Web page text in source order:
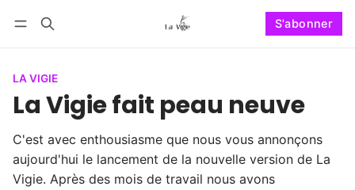
S'abonner
LA VIGIE
La Vigie fait peau neuve
C'est avec enthousiasme que nous vous annonçons
aujourd'hui le lancement de la nouvelle version de La
Vigie. Après des mois de travail nous avons